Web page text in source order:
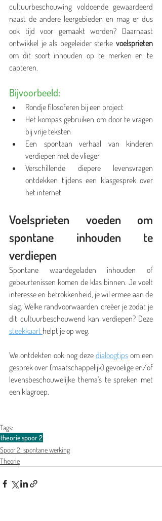
cultuurbeschouwing voldoende gewaardeerd
naast de andere leergebieden en mag er dus
ook tijd voor gemaakt worden? Daarnaast
ontwikkel je als begeleider sterke voelsprieten
om dit soort inhouden op te merken en te
capteren.
Bijvoorbeeld:
Rondje filosoferen bij een project
Het kompas gebruiken om door te vragen
bij vrije teksten
Een spontaan verhaal van kinderen
verdiepen met de vlieger
Verschillende diepere levensvragen
ontdekken tijdens een klasgesprek over
het internet
Voelsprieten voeden om
spontane inhouden te
verdiepen
Spontane waardegeladen inhouden of
gebeurtenissen komen de klas binnen. Je voelt
interesse en betrokkenheid, je wil ermee aan de
slag. Welke randvoorwaarden creëer je zodat je
steekkaart helpt je op weg.
We ontdekten ook nog deze dialoogtips om een
gesprek over (maatschappelijk) gevoelige en/of
levensbeschouwelijke thema's te spreken met
een klagroep.
Tags:
theoriespoor 2
Spoor 2: spontane werking
Theorie